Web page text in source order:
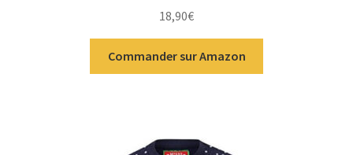
18,90€
Commander sur Amazon